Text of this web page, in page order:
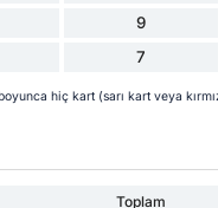
9
7
hiç kart (sarı kart veya
Toplam